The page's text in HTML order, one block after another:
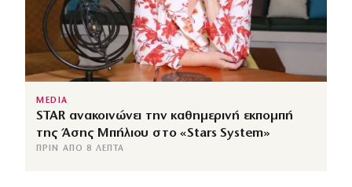
MEDIA
STAR ανακοινώνει την καθημερινή εκπομπή
της Άσης Μπήλιου στο «Stars System»
ΠΡΙΝ ΑΠΌ 8 ΛΕΠΤΆ